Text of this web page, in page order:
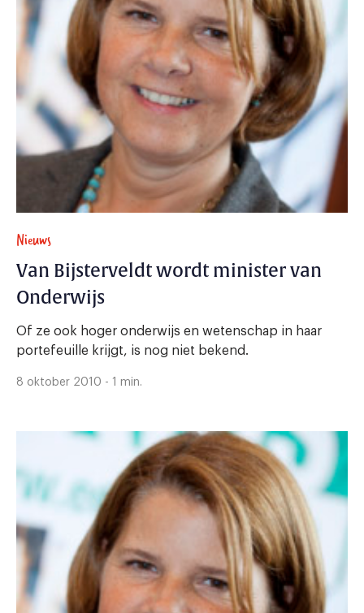
Nieuws
Van Bijsterveldt wordt minister van
Onderwijs
Of ze ook hoger onderwijs en wetenschap in haar
portefeuille krijgt, is nog niet bekend.
8 oktober 2010 - 1 min.